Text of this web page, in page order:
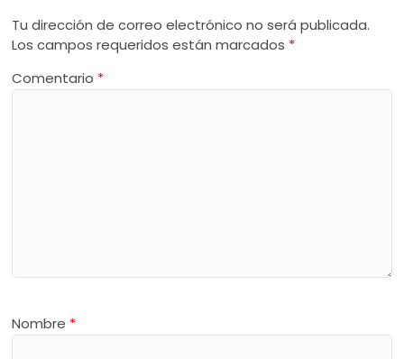
Tu dirección de correo electrónico no será publicada.
Los campos requeridos están marcados *
Comentario *
Nombre *